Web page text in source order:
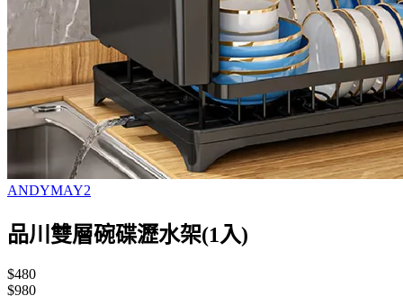
ANDYMAY2
品川雙層碗碟瀝水架(1入)
$480
$980